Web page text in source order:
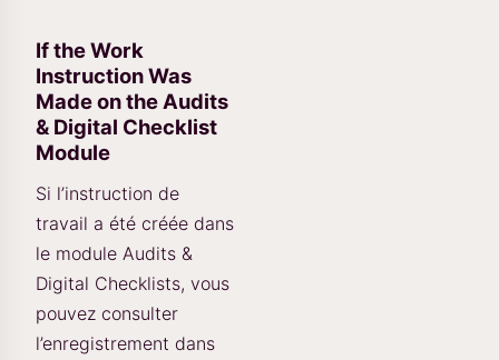
If the Work
Instruction Was
Made on the Audits
& Digital Checklist
Module
Si l’instruction de
travail a été créée dans
le module Audits &
Digital Checklists, vous
pouvez consulter
l’enregistrement dans